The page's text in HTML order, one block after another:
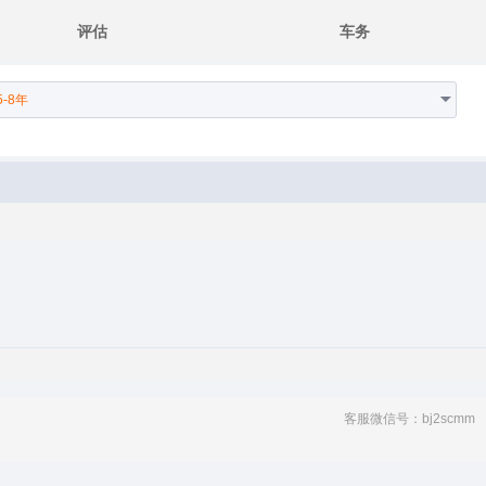
评估 车务
8年
客服微信号：bj2scmm